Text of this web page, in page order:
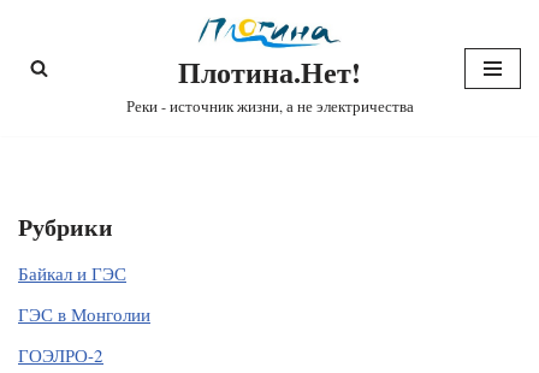
Перейти
Плотина.Нет!
Реки - источник жизни, а не электричества
Рубрики
Байкал и ГЭС
ГЭС в Монголии
ГОЭЛРО-2